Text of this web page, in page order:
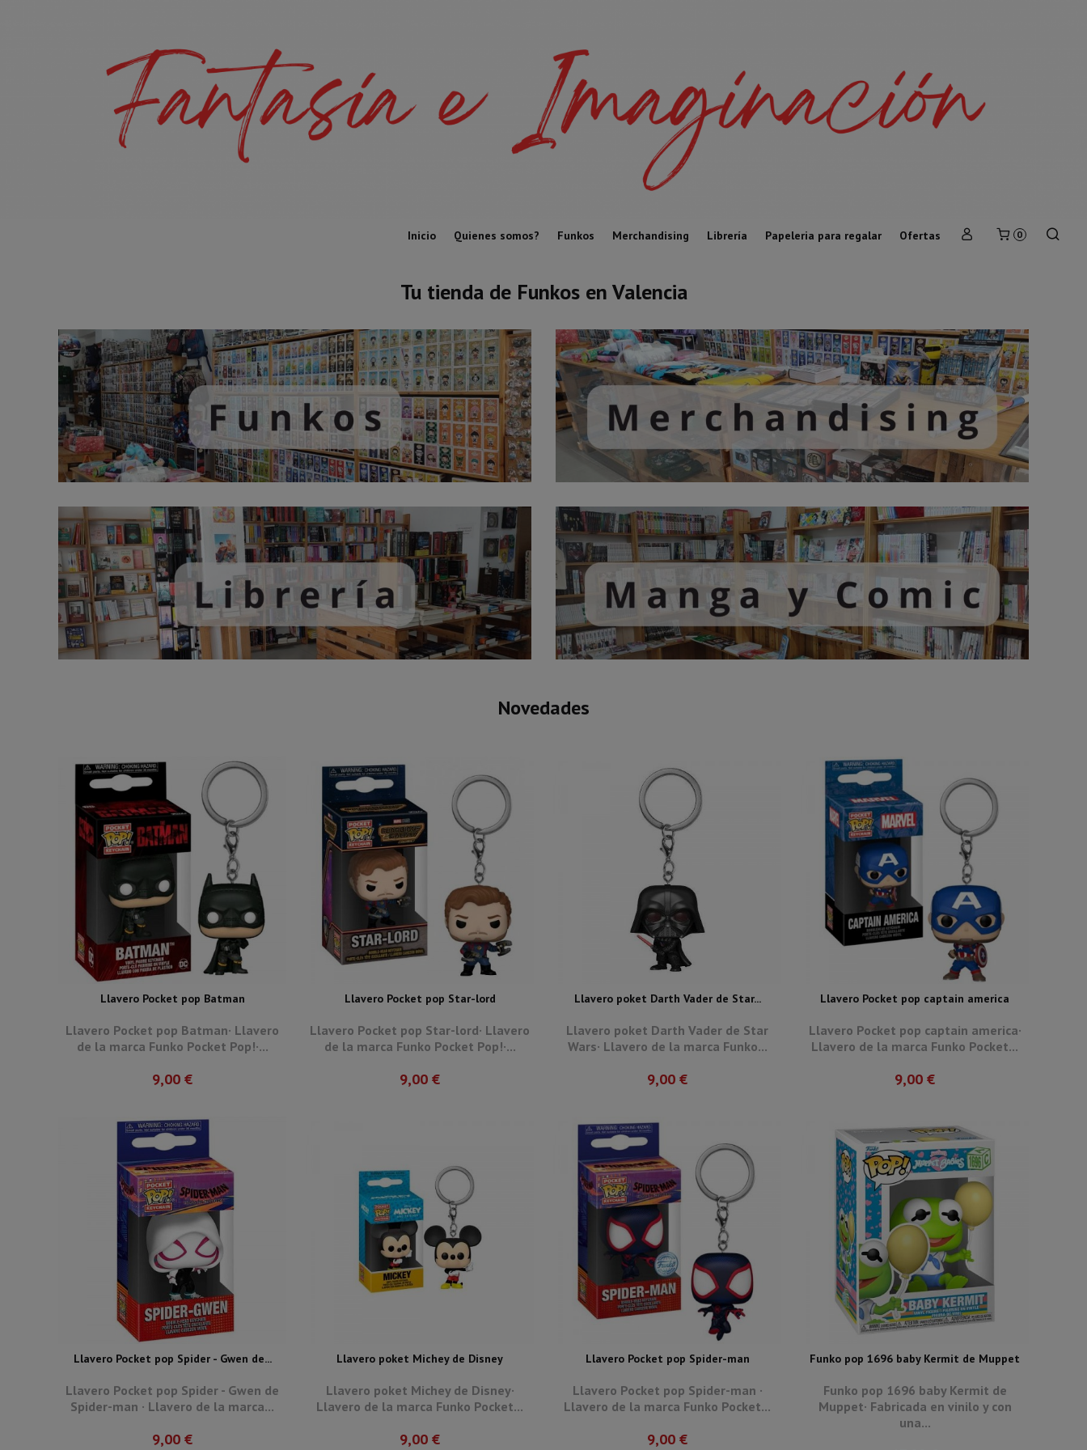
Inicio Quienes somos? Funkos Merchandising Librería Papeleria para regalar Ofertas 0
Tu tienda de Funkos en Valencia
Novedades
Llavero Pocket pop Batman
Llavero Pocket pop Batman· Llavero
de la marca Funko Pocket Pop!·...
9,00 €
Llavero Pocket pop Star-lord
Llavero Pocket pop Star-lord· Llavero
de la marca Funko Pocket Pop!·...
9,00 €
Llavero poket Darth Vader de Star...
Llavero poket Darth Vader de Star
Wars· Llavero de la marca Funko...
9,00 €
Llavero Pocket pop captain america
Llavero Pocket pop captain america·
Llavero de la marca Funko Pocket...
9,00 €
Llavero Pocket pop Spider - Gwen de...
Llavero Pocket pop Spider - Gwen de
Spider-man · Llavero de la marca...
9,00 €
Llavero poket Michey de Disney
Llavero poket Michey de Disney·
Llavero de la marca Funko Pocket...
9,00 €
Llavero Pocket pop Spider-man
Llavero Pocket pop Spider-man ·
Llavero de la marca Funko Pocket...
9,00 €
Funko pop 1696 baby Kermit de Muppet
Funko pop 1696 baby Kermit de
Muppet· Fabricada en vinilo y con
una...